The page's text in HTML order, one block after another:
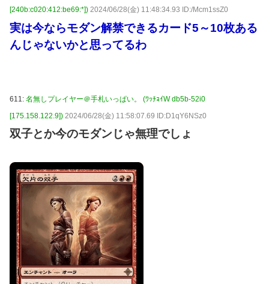
[240b:c020:412:be69:*]) 2024/06/28(金) 11:48:34.93 ID:/Mcm1ssZ0
実は今ならモダン解禁できるカード5～10枚ある
んじゃないかと思ってるわ
611: 名無しプレイヤー＠手札いっぱい。 (ﾜｯﾁｮｲW db5b-52i0
[175.158.122.9]) 2024/06/28(金) 11:58:07.69 ID:D1qY6NSz0
双子とか今のモダンじゃ無理でしょ